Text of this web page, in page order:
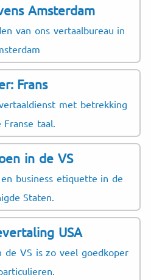
Amsterdam
van ons vertaalbureau in
Frans
met betrekking
taal.
in de VS
business etiquette in de
Staten.
USA
de VS is zo veel goedkoper